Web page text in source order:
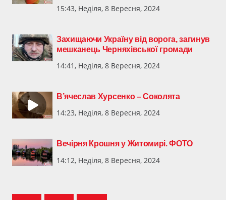
15:43, Неділя, 8 Вересня, 2024
Захищаючи Україну від ворога, загинув
мешканець Черняхівської громади
14:41, Неділя, 8 Вересня, 2024
В’ячеслав Хурсенко – Соколята
14:23, Неділя, 8 Вересня, 2024
Вечірня Крошня у Житомирі. ФОТО
14:12, Неділя, 8 Вересня, 2024